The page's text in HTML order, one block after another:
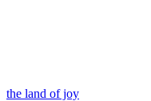
the land of joy